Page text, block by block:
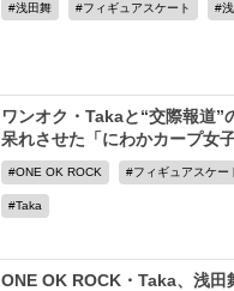
浅田舞 フィギュアスケート
ワンオク・Takaと“交際報道
呆れさせた「にわかカープ女
ONE OK ROCK フィギュアスケー
Taka
ONE OK ROCK・Taka、浅田